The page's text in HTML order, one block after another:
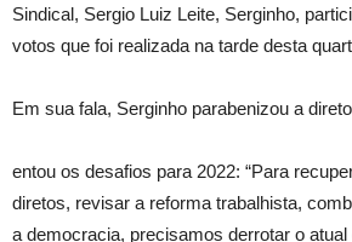
Sindical, Sergio Luiz Leite, Serginho,
votos que foi realizada na tarde desta
Em sua fala, Serginho parabenizou a
entou os desafios para 2022: “Para
diretos, revisar a reforma trabalhista,
a democracia, precisamos derrotar o atual